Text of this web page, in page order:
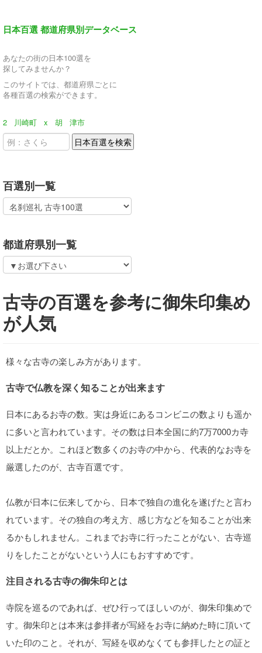
日本百選 都道府県別データベース
あなたの街の日本100選を
探してみませんか？
このサイトでは、都道府県ごとに
各種百選の検索ができます。
2 川崎町 x 胡 津市
百選別一覧
都道府県別一覧
古寺の百選を参考に御朱印集め
が人気
様々な古寺の楽しみ方があります。
古寺で仏教を深く知ることが出来ます
日本にあるお寺の数。実は身近にあるコンビニの数よりも遥か
に多いと言われています。その数は日本全国に約7万7000カ寺
以上だとか。これほど数多くのお寺の中から、代表的なお寺を
厳選したのが、古寺百選です。
仏教が日本に伝来してから、日本で独自の進化を遂げたと言わ
れています。その独自の考え方、感じ方などを知ることが出来
るかもしれません。これまでお寺に行ったことがない、古寺巡
りをしたことがないという人にもおすすめです。
注目される古寺の御朱印とは
寺院を巡るのであれば、ぜひ行ってほしいのが、御朱印集めで
す。御朱印とは本来は参拝者が写経をお寺に納めた時に頂いて
いた印のこと。それが、写経を収めなくても参拝したとの証と